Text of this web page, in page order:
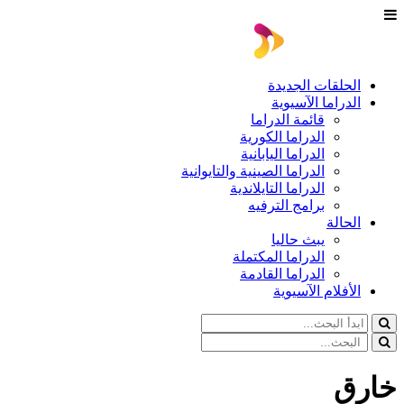
الحلقات الجديدة
الدراما الآسيوية
قائمة الدراما
الدراما الكورية
الدراما اليابانية
الدراما الصينية والتايوانية
الدراما التايلاندية
برامج الترفيه
الحالة
يبث حاليا
الدراما المكتملة
الدراما القادمة
الأفلام الآسيوية
خارق